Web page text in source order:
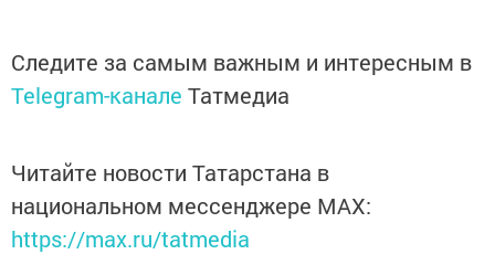
Следите за самым важным и интересным в
Telegram-канале Татмедиа
Читайте новости Татарстана в
национальном мессенджере MАХ:
https://max.ru/tatmedia